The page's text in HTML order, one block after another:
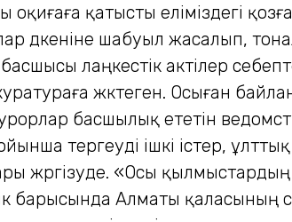
қатысты еліміздегі
дүкеніне шабуыл жасалып,
лаңкестік актілер
жүктеген. Осыған
басшылық ететін
тергеуді ішкі істер,
«Осы қылмыстардың
барысында Алматы